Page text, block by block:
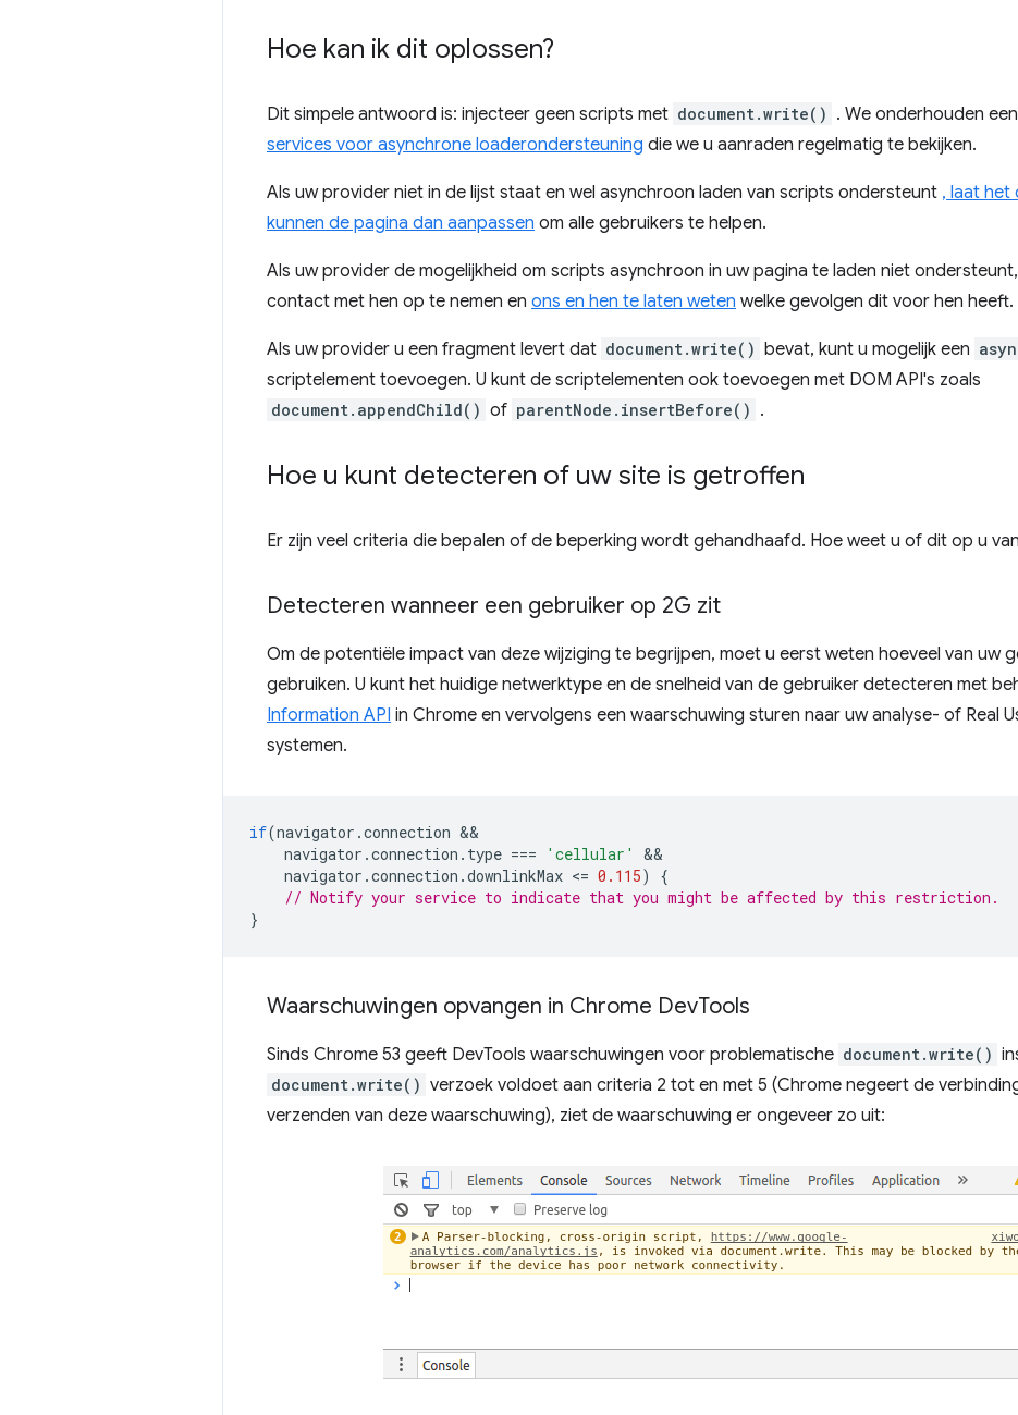
Hoe kan ik dit oplossen?
Dit simpele antwoord is: injecteer geen scripts met document.write() . We onderhouden
services voor asynchrone loaderondersteuning die we u aanraden regelmatig te bekijken.
Als uw provider niet in de lijst staat en wel asynchroon laden van scripts ondersteunt , laat het
kunnen de pagina dan aanpassen om alle gebruikers te helpen.
Als uw provider de mogelijkheid om scripts asynchroon in uw pagina te laden niet
contact met hen op te nemen en ons en hen te laten weten welke gevolgen dit voor hen heeft.
Als uw provider u een fragment levert dat document.write() bevat, kunt u mogelijk een
scriptelement toevoegen. U kunt de scriptelementen ook toevoegen met DOM API's zoals
document.appendChild() of parentNode.insertBefore() .
Hoe u kunt detecteren of uw site is getroffen
Er zijn veel criteria die bepalen of de beperking wordt gehandhaafd. Hoe weet u of dit op u
Detecteren wanneer een gebruiker op 2G zit
Om de potentiële impact van deze wijziging te begrijpen, moet u eerst weten hoeveel van uw
gebruiken. U kunt het huidige netwerktype en de snelheid van de gebruiker detecteren met
Information API in Chrome en vervolgens een waarschuwing sturen naar uw analyse- of Real
systemen.
if(navigator .connection
navigator .connection . type === 'cellular'
navigator .connection .downlinkMax <= 0.115)
{
// Notify your service to indicate that you might be affected by this restriction.
}
Waarschuwingen opvangen in Chrome DevTools
Sinds Chrome 53 geeft DevTools waarschuwingen voor problematische document.write()
document.write() verzoek voldoet aan criteria 2 tot en met 5 (Chrome negeert de
verzenden van deze waarschuwing), ziet de waarschuwing er ongeveer zo uit: